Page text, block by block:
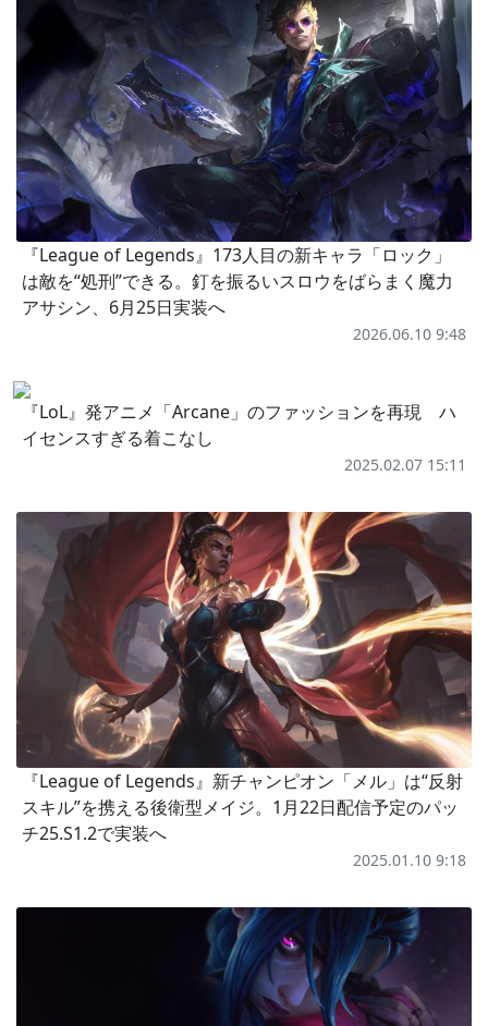
『League of Legends』173人目の新キャラ「ロック」
は敵を“処刑”できる。釘を振るいスロウをばらまく魔力
アサシン、6月25日実装へ
2026.06.10 9:48
『LoL』発アニメ「Arcane」のファッションを再現 ハ
イセンスすぎる着こなし
2025.02.07 15:11
『League of Legends』新チャンピオン「メル」は“反射
スキル”を携える後衛型メイジ。1月22日配信予定のパッ
チ25.S1.2で実装へ
2025.01.10 9:18